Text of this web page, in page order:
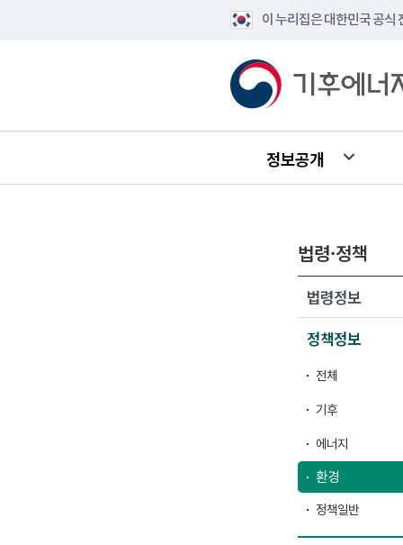
이 누리집은 대한민국 공식
정보공개
법령·정책
법령정보
정책정보
전체
기후
에너지
환경
정책일반